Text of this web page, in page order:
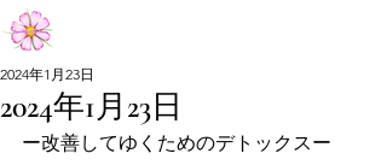
Aiko Matsumoto Official Site
2024年1月23日
2024年1月23日
ー改善してゆくためのデトックスー